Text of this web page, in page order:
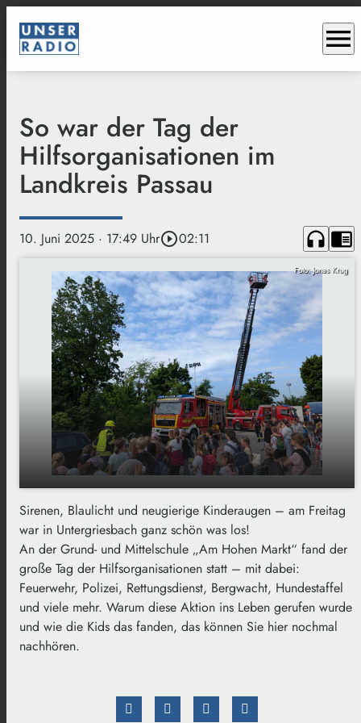
menu
So war der Tag der
Hilfsorganisationen im
Landkreis Passau
10. Juni 2025 · 17:49 Uhrplay_circle_outline02:11 headphones chrome_reader_mode
Foto: Jonas Krug
play_arrow So war der Tag der Hilfsorganisationen im
Landkreis Passau
00:00 02:11
Sirenen, Blaulicht und neugierige Kinderaugen – am Freitag
war in Untergriesbach ganz schön was los!
An der Grund- und Mittelschule „Am Hohen Markt“ fand der
große Tag der Hilfsorganisationen statt – mit dabei:
Feuerwehr, Polizei, Rettungsdienst, Bergwacht, Hundestaffel
und viele mehr. Warum diese Aktion ins Leben gerufen wurde
und wie die Kids das fanden, das können Sie hier nochmal
nachhören.